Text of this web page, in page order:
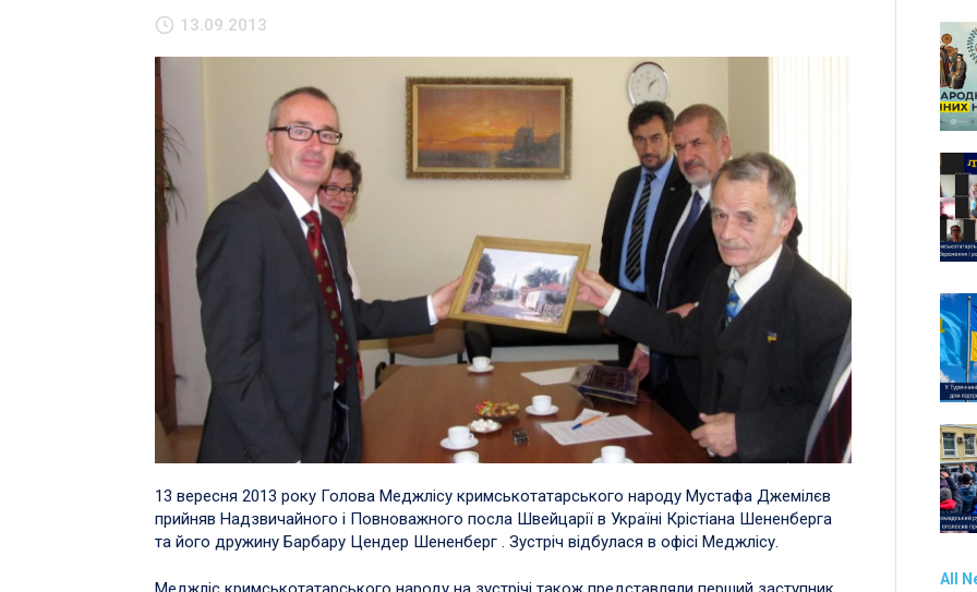
13.09.2013
13 вересня 2013 року Голова Меджлісу кримськотатарського народу Мустафа Джемілєв
прийняв Надзвичайного і Повноважного посла Швейцарії в Україні Крістіана Шененберга
та його дружину Барбару Цендер Шененберг . Зустріч відбулася в офісі Меджлісу.
All